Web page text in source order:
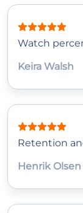
Watch
Keira Walsh
Retention
Henrik Olsen